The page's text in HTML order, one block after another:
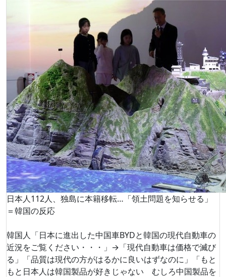
日本人112人、独島に本籍移転…「領土問題を知らせる」
＝韓国の反応
韓国人「日本に進出した中国車BYDと韓国の現代自動車の
近況をご覧ください・・・」→「現代自動車は価格で滅び
る」「品質は現代の方がはるかに良いはずなのに」「もと
もと日本人は韓国製品が好きじゃない むしろ中国製品を